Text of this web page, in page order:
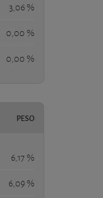
3,06 %
0,00 %
0,00 %
PESO
6,17 %
6,09 %